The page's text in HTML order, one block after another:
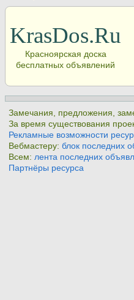
KrasDos.Ru
Красноярская доска
бесплатных объявлений
Замечания, предложения,
За время существования
Рекламные возможности
Вебмастеру:блок последних
Всем: лента последних
Партнёры ресурса